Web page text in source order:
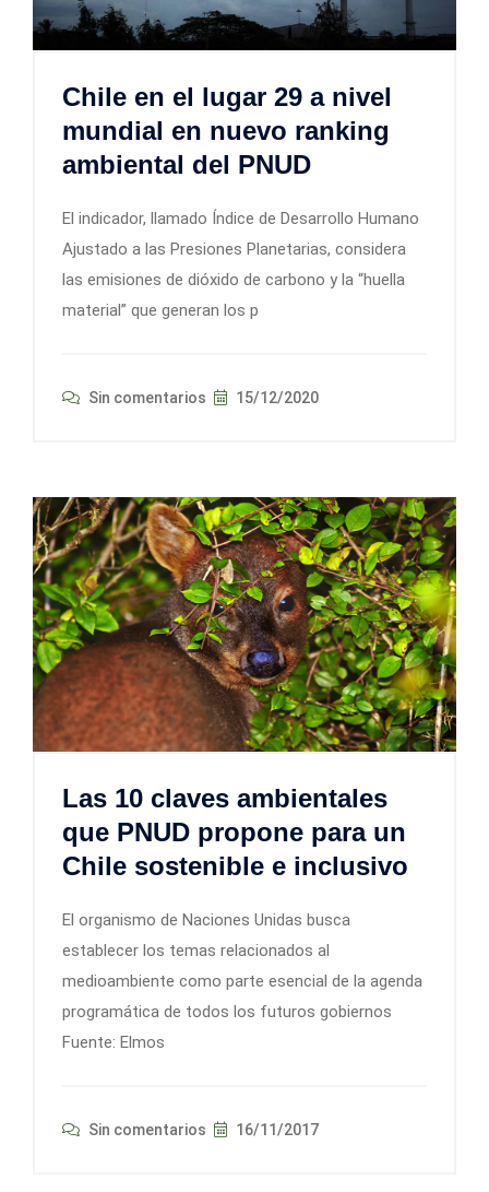
Chile en el lugar 29 a nivel
mundial en nuevo ranking
ambiental del PNUD
El indicador, llamado Índice de Desarrollo Humano
Ajustado a las Presiones Planetarias, considera
las emisiones de dióxido de carbono y la “huella
material” que generan los p
Sin comentarios 15/12/2020
Las 10 claves ambientales
que PNUD propone para un
Chile sostenible e inclusivo
El organismo de Naciones Unidas busca
establecer los temas relacionados al
medioambiente como parte esencial de la agenda
programática de todos los futuros gobiernos
Fuente: Elmos
Sin comentarios 16/11/2017